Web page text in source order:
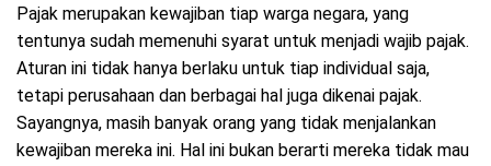
Pajak merupakan kewajiban tiap warga negara, yang
tentunya sudah memenuhi syarat untuk menjadi wajib pajak.
Aturan ini tidak hanya berlaku untuk tiap individual saja,
tetapi perusahaan dan berbagai hal juga dikenai pajak.
Sayangnya, masih banyak orang yang tidak menjalankan
kewajiban mereka ini. Hal ini bukan berarti mereka tidak mau